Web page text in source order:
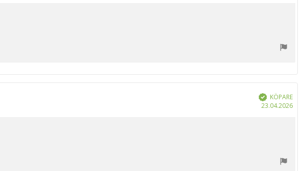
Bekräftad
KÖPARE
23.04.2026